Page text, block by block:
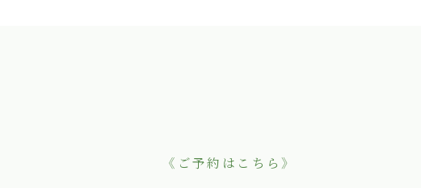
《ご予約はこちら》